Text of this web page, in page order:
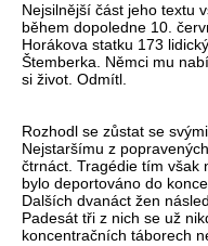
Nejsilnější část jeho textu
během dopoledne 10.
Horákova statku 173
Štemberka. Němci mu
si život. Odmítl.
Rozhodl se zůstat se
Nejstaršímu z
čtrnáct. Tragédie tím však
bylo deportováno do
Dalších dvanáct žen
Padesát tři z nich se už
koncentračních táborech